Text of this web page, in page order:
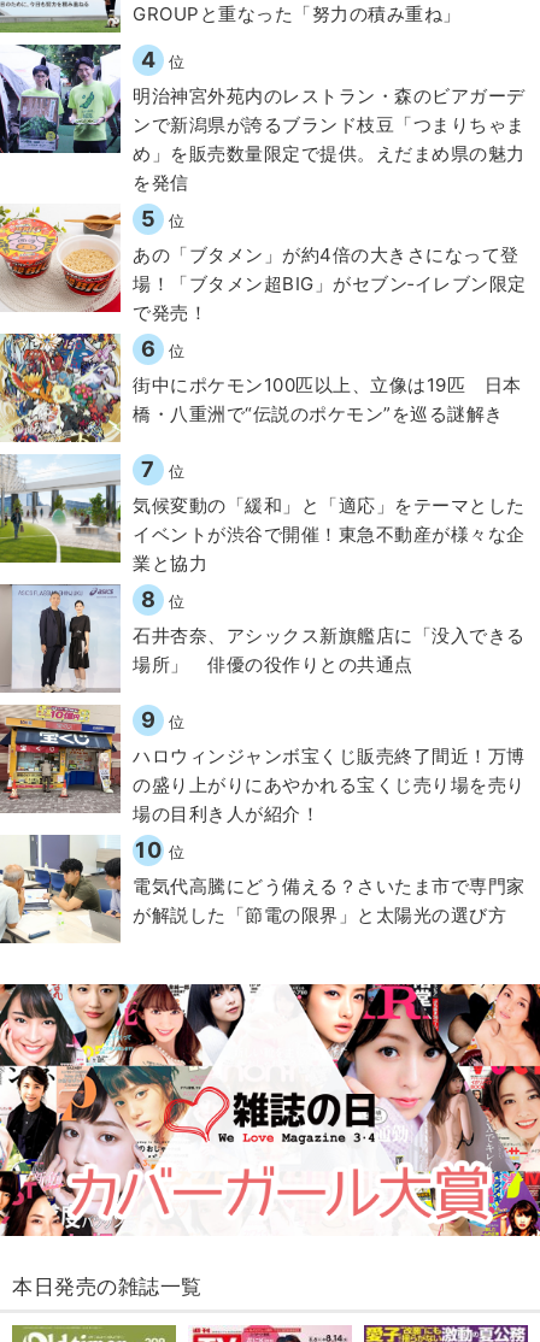
GROUPと重なった「努力の積み重ね」
4 位
明治神宮外苑内のレストラン・森のビアガーデ
ンで新潟県が誇るブランド枝豆「つまりちゃま
め」を販売数量限定で提供。えだまめ県の魅力
を発信
5 位
あの「ブタメン」が約4倍の大きさになって登
場！「ブタメン超BIG」がセブン‐イレブン限定
で発売！
6 位
街中にポケモン100匹以上、立像は19匹 日本
橋・八重洲で“伝説のポケモン”を巡る謎解き
7 位
気候変動の「緩和」と「適応」をテーマとした
イベントが渋谷で開催！東急不動産が様々な企
業と協力
8 位
石井杏奈、アシックス新旗艦店に「没入できる
場所」 俳優の役作りとの共通点
9 位
ハロウィンジャンボ宝くじ販売終了間近！万博
の盛り上がりにあやかれる宝くじ売り場を売り
場の目利き人が紹介！
10 位
電気代高騰にどう備える？さいたま市で専門家
が解説した「節電の限界」と太陽光の選び方
本日発売の雑誌一覧